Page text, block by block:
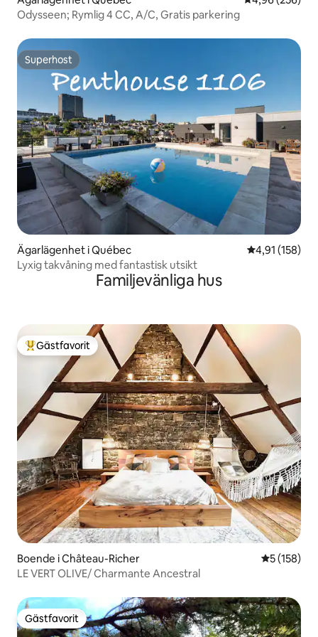
Odysseen; Rymlig 4 CC, A/C, Gratis parkering
Superhost
Superhost
Ägarlägenhet i Québec 4,91 av 5 i
4,91 (158)
Lyxig takvåning med fantastisk utsikt
Familjevänliga hus
Populär gästfavorit
Gästfavorit
Boende i Château-Richer 5 av 5 i
5 (158)
LE VERT OLIVE/ Charmante Ancestral
Gästfavorit
Gästfavorit